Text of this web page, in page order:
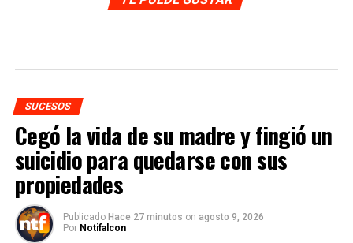
SUCESOS
Cegó la vida de su madre y fingió un
suicidio para quedarse con sus
propiedades
Publicado Hace 27 minutos on agosto 9, 2026
Por Notifalcon